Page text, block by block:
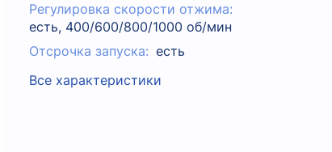
Регулировка скорости отжима:
есть, 400/600/800/1000 об/мин
Отсрочка запуска: есть
Все характеристики